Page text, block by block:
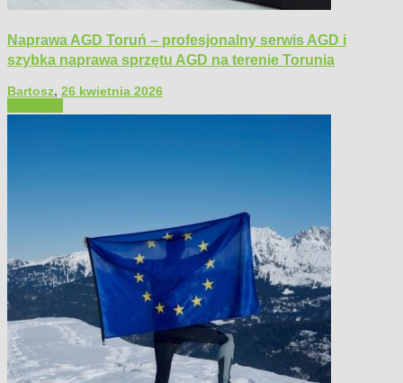
Naprawa AGD Toruń – profesjonalny serwis AGD i
szybka naprawa sprzętu AGD na terenie Torunia
Bartosz, 26 kwietnia 2026